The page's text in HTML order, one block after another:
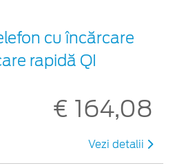
cu încărcare
rapidă QI
€ 164,08
Vezi detalii